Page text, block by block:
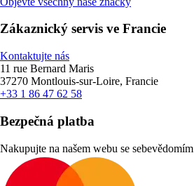
Zákaznický servis ve Francie
Kontaktujte nás
11 rue Bernard Maris
37270 Montlouis-sur-Loire, Francie
+33 1 86 47 62 58
Bezpečná platba
Nakupujte na našem webu se sebevědomím